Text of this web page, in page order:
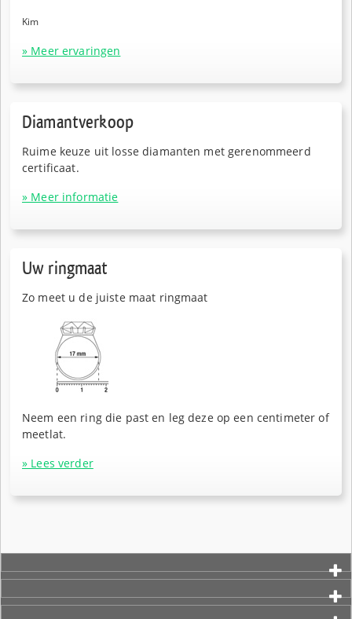
Kim
» Meer ervaringen
Diamantverkoop
Ruime keuze uit losse diamanten met gerenommeerd
certificaat.
» Meer informatie
Uw ringmaat
Zo meet u de juiste maat ringmaat
Neem een ring die past en leg deze op een centimeter of
meetlat.
» Lees verder